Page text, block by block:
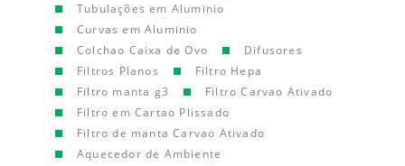
Tubulações em Aluminio
Curvas em Aluminio
Colchao Caixa de Ovo
Difusores
Filtros Planos
Filtro Hepa
Filtro manta g3
Filtro Carvao Ativado
Filtro em Cartao Plissado
Filtro de manta Carvao Ativado
Aquecedor de Ambiente